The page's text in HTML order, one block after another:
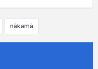
nākamā